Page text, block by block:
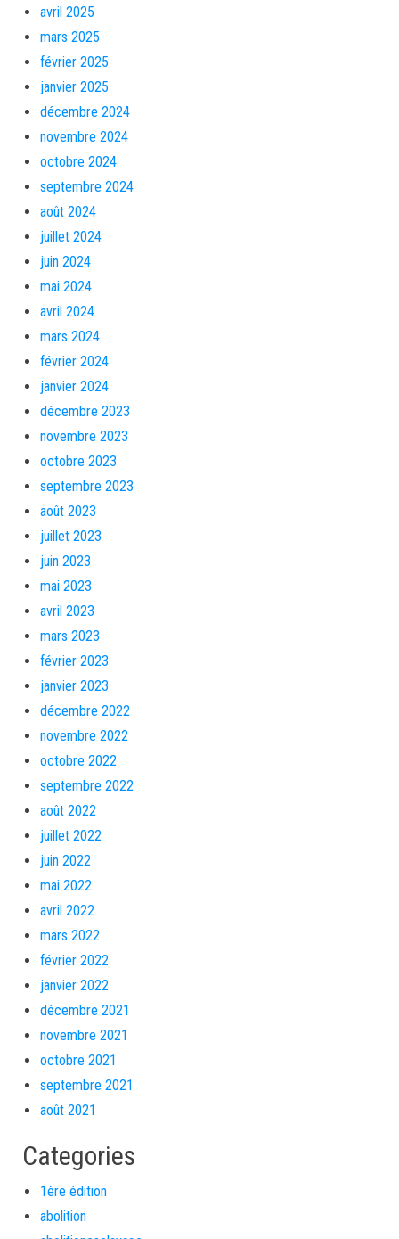
avril 2025
mars 2025
février 2025
janvier 2025
décembre 2024
novembre 2024
octobre 2024
septembre 2024
août 2024
juillet 2024
juin 2024
mai 2024
avril 2024
mars 2024
février 2024
janvier 2024
décembre 2023
novembre 2023
octobre 2023
septembre 2023
août 2023
juillet 2023
juin 2023
mai 2023
avril 2023
mars 2023
février 2023
janvier 2023
décembre 2022
novembre 2022
octobre 2022
septembre 2022
août 2022
juillet 2022
juin 2022
mai 2022
avril 2022
mars 2022
février 2022
janvier 2022
décembre 2021
novembre 2021
octobre 2021
septembre 2021
août 2021
Categories
1ère édition
abolition